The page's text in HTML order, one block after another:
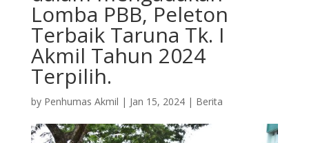
Lomba PBB, Peleton
Terbaik Taruna Tk. I
Akmil Tahun 2024
Terpilih.
by Penhumas Akmil | Jan 15, 2024| Berita